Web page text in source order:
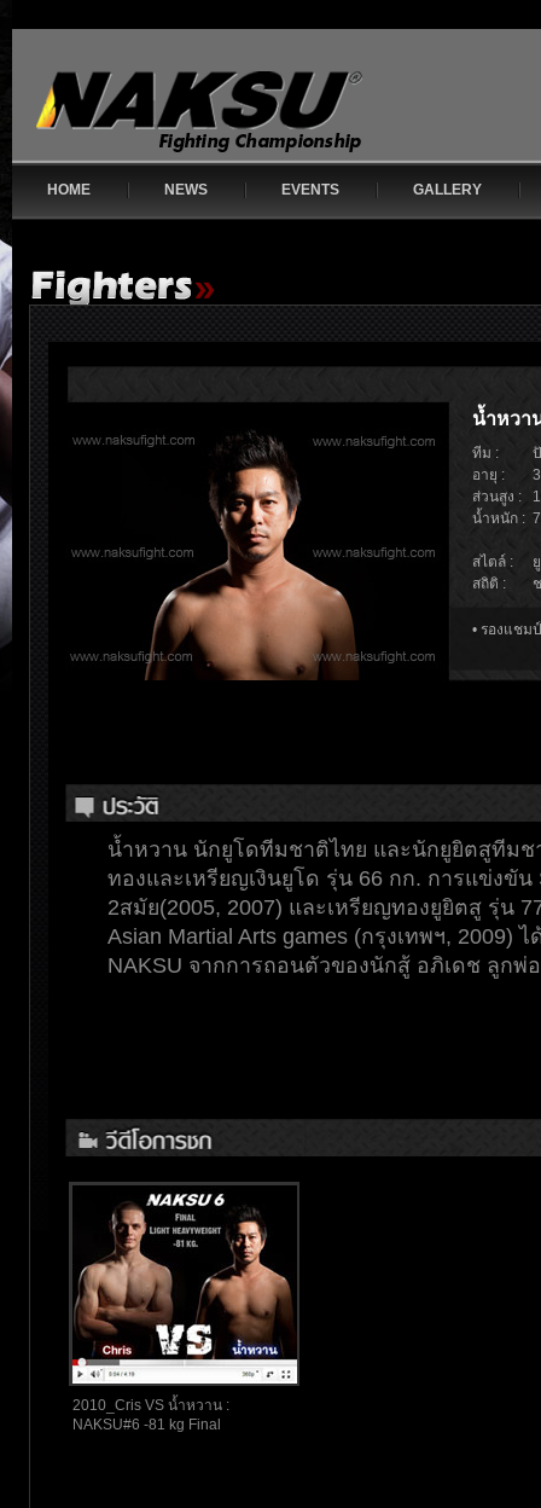
HOME NEWS EVENTS GALLERY
น้ำหวา
ทีม :
อายุ :
ส่วนสูง :
น้ำหนัก :
สไตล์ :
สถิติ :
• รองแชม
น้ำหวาน นักยูโดทีมชาติไทย และนักยูยิตสูทีมช
ทองและเหรียญเงินยูโด รุ่น 66 กก. การแข่งขัน
2สมัย(2005, 2007) และเหรียญทองยูยิตสู รุ่น
Asian Martial Arts games (กรุงเทพฯ, 2009)
NAKSU จากการถอนตัวของนักสู้ อภิเดช ลูกพ่
2010_Cris VS น้ำหวาน :
NAKSU#6 -81 kg Final